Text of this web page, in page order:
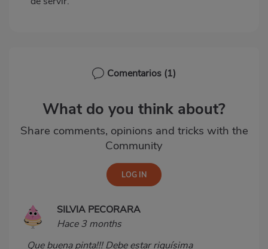
Comentarios (1)
What do you think about?
Share comments, opinions and tricks with the
Community
SILVIA PECORARA
Hace 3 months
Que buena pinta!!! Debe estar riquísima